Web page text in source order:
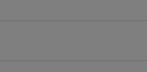
Pagamintos iš chromo